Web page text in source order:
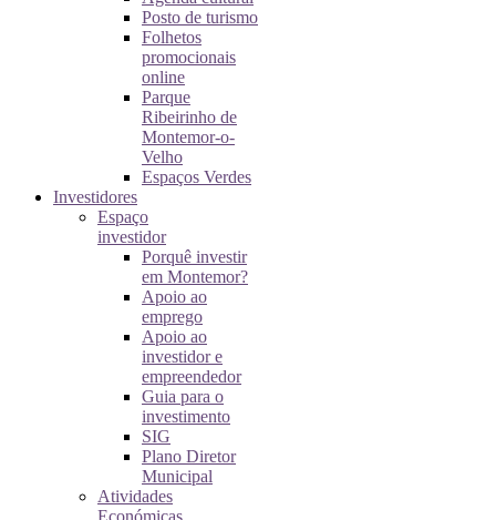
Posto de turismo
Folhetos
promocionais
online
Parque
Ribeirinho de
Montemor-o-
Velho
Espaços Verdes
Investidores
Espaço
investidor
Porquê investir
em Montemor?
Apoio ao
emprego
Apoio ao
investidor e
empreendedor
Guia para o
investimento
SIG
Plano Diretor
Municipal
Atividades
Económicas